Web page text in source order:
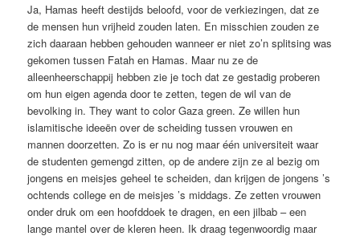
Ja, Hamas heeft destijds beloofd, voor de verkiezingen, dat ze
de mensen hun vrijheid zouden laten. En misschien zouden ze
zich daaraan hebben gehouden wanneer er niet zo’n splitsing was
gekomen tussen Fatah en Hamas. Maar nu ze de
alleenheerschappij hebben zie je toch dat ze gestadig proberen
om hun eigen agenda door te zetten, tegen de wil van de
bevolking in. They want to color Gaza green. Ze willen hun
islamitische ideeën over de scheiding tussen vrouwen en
mannen doorzetten. Zo is er nu nog maar één universiteit waar
de studenten gemengd zitten, op de andere zijn ze al bezig om
jongens en meisjes geheel te scheiden, dan krijgen de jongens ’s
ochtends college en de meisjes ’s middags. Ze zetten vrouwen
onder druk om een hoofddoek te dragen, en een jilbab – een
lange mantel over de kleren heen. Ik draag tegenwoordig maar